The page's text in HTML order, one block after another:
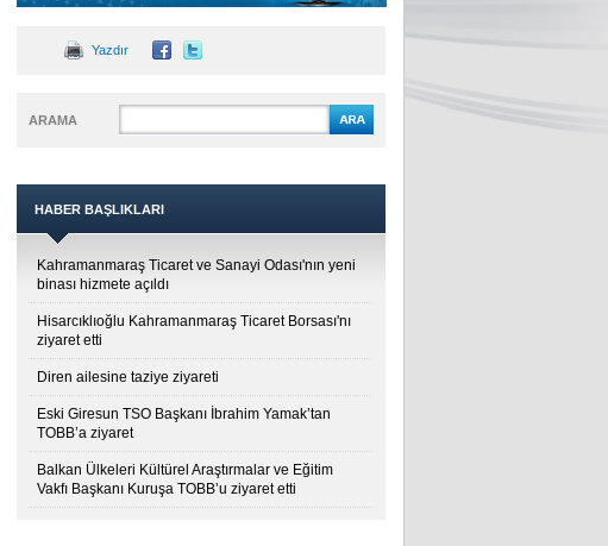
Yazdır
ARAMA
HABER BAŞLIKLARI
Kahramanmaraş Ticaret ve Sanayi Odası'nın yeni
binası hizmete açıldı
Hisarcıklıoğlu Kahramanmaraş Ticaret Borsası'nı
ziyaret etti
Diren ailesine taziye ziyareti
Eski Giresun TSO Başkanı İbrahim Yamak’tan
TOBB’a ziyaret
Balkan Ülkeleri Kültürel Araştırmalar ve Eğitim
Vakfı Başkanı Kuruşa TOBB’u ziyaret etti